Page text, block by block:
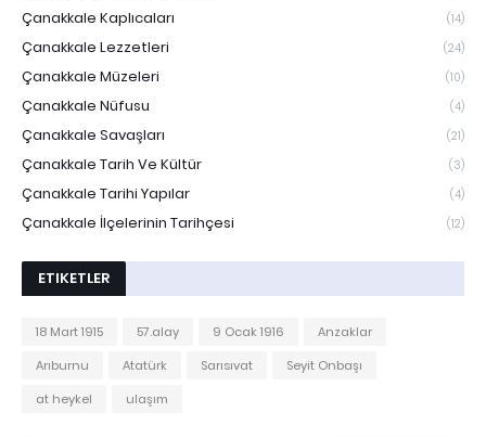
Çanakkale Kaplıcaları (14)
Çanakkale Lezzetleri (24)
Çanakkale Müzeleri (10)
Çanakkale Nüfusu (4)
Çanakkale Savaşları (21)
Çanakkale Tarih Ve Kültür (3)
Çanakkale Tarihi Yapılar (4)
Çanakkale İlçelerinin Tarihçesi (12)
ETIKETLER
18 Mart 1915 57.alay 9 Ocak 1916
Anzaklar
Arıburnu
Atatürk Sarısıvat
Seyit Onbaşı
at heykel
ulaşım